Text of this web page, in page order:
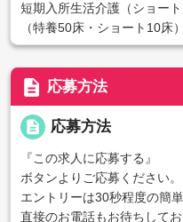
短期入所生活介護（ショー
（特養50床・ショート10床）
description 応募方法
description 応募方法
『この求人に応募する』
ボタンよりご応募ください。
エントリーは30秒程度の簡
直接のお電話もお待ちしてお